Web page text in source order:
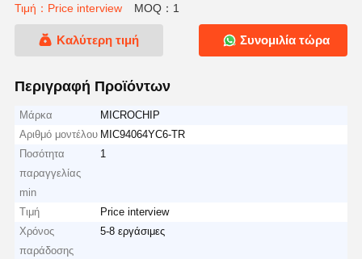
Τιμή：Price interview MOQ：1
Καλύτερη τιμή Συνομιλία τώρα
Περιγραφή Προϊόντων
Μάρκα
MICROCHIP
Αριθμό μοντέλου MIC94064YC6-TR
Ποσότητα
παραγγελίας
min
1
Τιμή
Price interview
Χρόνος
παράδοσης
5-8 εργάσιμες